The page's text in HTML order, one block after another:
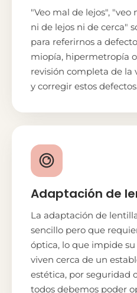
"Veo mal de lejos", "veo
ni de lejos ni de cerca"
para referirnos a
miopía, hipermetropía
revisión completa de
y corregir estos
Adaptación de
La adaptación de
sencillo pero que
óptica, lo que impide
viven cerca de un
estética, por seguridad
todos debemos poder